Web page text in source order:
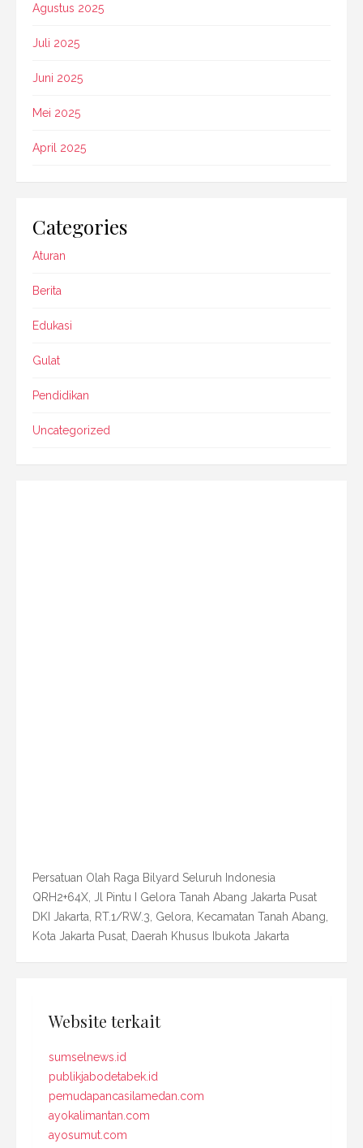
Agustus 2025
Juli 2025
Juni 2025
Mei 2025
April 2025
Categories
Aturan
Berita
Edukasi
Gulat
Pendidikan
Uncategorized
Persatuan Olah Raga Bilyard Seluruh Indonesia
QRH2+64X, Jl Pintu I Gelora Tanah Abang Jakarta Pusat
DKI Jakarta, RT.1/RW.3, Gelora, Kecamatan Tanah Abang,
Kota Jakarta Pusat, Daerah Khusus Ibukota Jakarta
Website terkait
sumselnews.id
publikjabodetabek.id
pemudapancasilamedan.com
ayokalimantan.com
ayosumut.com